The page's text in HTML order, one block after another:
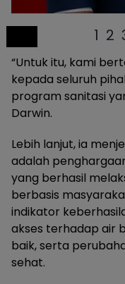
1 2
“Untuk itu, kami
kepada seluruh
program sanitasi
Darwin.
Lebih lanjut, ia
adalah
yang berhasil
berbasis
indikator
akses terhadap air
baik, serta
sehat.